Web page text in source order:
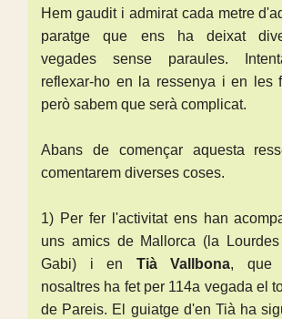
Hem gaudit i admirat cada metre
paratge que ens ha deixat
vegades sense paraules.
reflexar-ho en la ressenya i en les
però sabem que serà complicat.
Abans de començar aquesta
comentarem diverses coses.
1) Per fer l'activitat ens han
uns amics de Mallorca (la
Gabi) i en Tià Vallbona, que
nosaltres ha fet per 114a vegada el
de Pareis. El guiatge d'en Tià ha